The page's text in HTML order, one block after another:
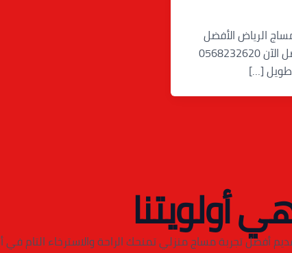
الرياض الأفضل
لراحة ملكية في منزلك! اتصل الآن 0568232620
[…]
أولويتنا
أفضل تجربة مساج منزلي تمنحك الراحة والاسترخاء التام